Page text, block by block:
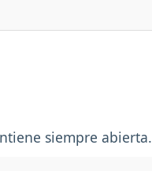
siempre abierta.